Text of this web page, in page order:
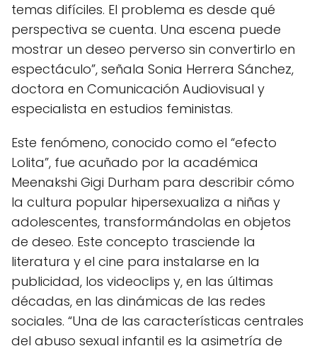
temas difíciles. El problema es desde qué
perspectiva se cuenta. Una escena puede
mostrar un deseo perverso sin convertirlo en
espectáculo”, señala Sonia Herrera Sánchez,
doctora en Comunicación Audiovisual y
especialista en estudios feministas.
Este fenómeno, conocido como el “efecto
Lolita”, fue acuñado por la académica
Meenakshi Gigi Durham para describir cómo
la cultura popular hipersexualiza a niñas y
adolescentes, transformándolas en objetos
de deseo. Este concepto trasciende la
literatura y el cine para instalarse en la
publicidad, los videoclips y, en las últimas
décadas, en las dinámicas de las redes
sociales. “Una de las características centrales
del abuso sexual infantil es la asimetría de